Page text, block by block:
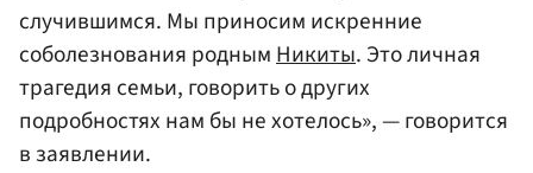
случившимся. Мы приносим искренние
соболезнования роднымНикиты. Это личная
трагедия семьи, говорить о других
подробностях нам бы не хотелось», — говорится
в заявлении.